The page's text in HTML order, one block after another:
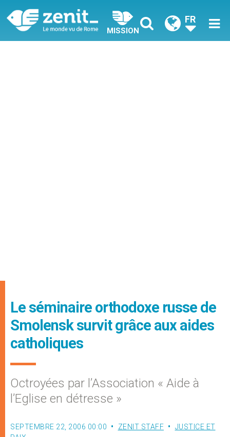
MISSION
FR
Le séminaire orthodoxe russe de
Smolensk survit grâce aux aides
catholiques
Octroyées par l’Association « Aide à
l’Eglise en détresse »
SEPTEMBRE 22, 2006 00:00 ZENIT STAFF
JUSTICE ET